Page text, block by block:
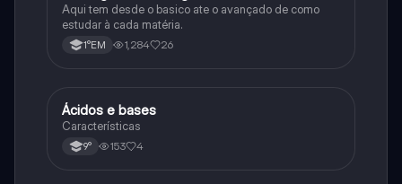
Aqui tem desde o basico ate o avançado de como
estudar à cada matéria.
1°EM 1,284 26
Química
Ácidos e bases
Características
9° 153 4